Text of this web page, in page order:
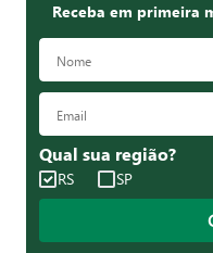
Receba em primeira
Qual sua região?
RS SP